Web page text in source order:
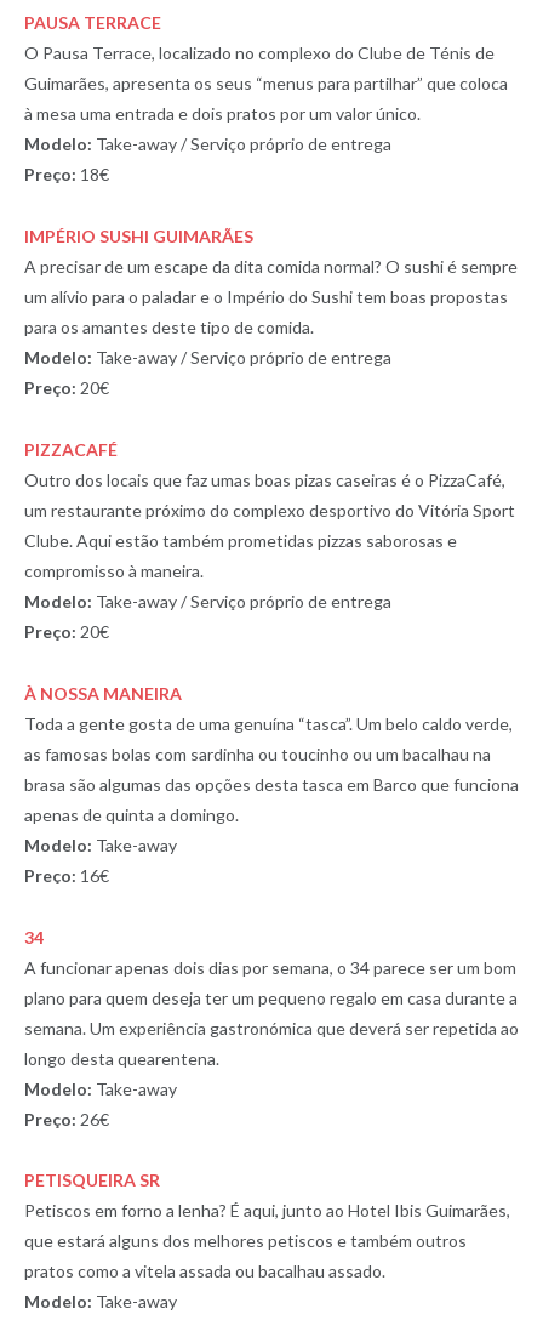
PAUSA TERRACE
O Pausa Terrace, localizado no complexo do Clube de Ténis de
Guimarães, apresenta os seus “menus para partilhar” que coloca
à mesa uma entrada e dois pratos por um valor único.
Modelo: Take-away / Serviço próprio de entrega
Preço: 18€
IMPÉRIO SUSHI GUIMARÃES
A precisar de um escape da dita comida normal? O sushi é sempre
um alívio para o paladar e o Império do Sushi tem boas propostas
para os amantes deste tipo de comida.
Modelo: Take-away / Serviço próprio de entrega
Preço: 20€
PIZZACAFÉ
Outro dos locais que faz umas boas pizas caseiras é o PizzaCafé,
um restaurante próximo do complexo desportivo do Vitória Sport
Clube. Aqui estão também prometidas pizzas saborosas e
compromisso à maneira.
Modelo: Take-away / Serviço próprio de entrega
Preço: 20€
À NOSSA MANEIRA
Toda a gente gosta de uma genuína “tasca”. Um belo caldo verde,
as famosas bolas com sardinha ou toucinho ou um bacalhau na
brasa são algumas das opções desta tasca em Barco que funciona
apenas de quinta a domingo.
Modelo: Take-away
Preço: 16€
34
A funcionar apenas dois dias por semana, o 34 parece ser um bom
plano para quem deseja ter um pequeno regalo em casa durante a
semana. Um experiência gastronómica que deverá ser repetida ao
longo desta quearentena.
Modelo: Take-away
Preço: 26€
PETISQUEIRA SR
Petiscos em forno a lenha? É aqui, junto ao Hotel Ibis Guimarães,
que estará alguns dos melhores petiscos e também outros
pratos como a vitela assada ou bacalhau assado.
Modelo: Take-away